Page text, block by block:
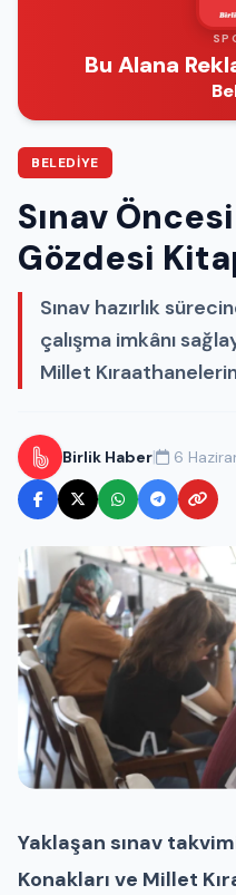
Bu Alana
BELEDIYE
Sınav
Gözdesi
Sınav hazırlık
çalışma imkânı
Millet
Birlik Haber| 6
Yaklaşan sınav
Konakları ve Millet